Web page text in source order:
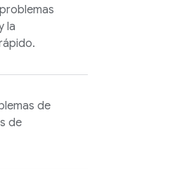
la
de
de